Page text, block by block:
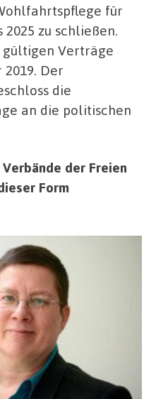
für
2025 zu schließen.
Verträge
Der
die
an die politischen
der Freien
Form